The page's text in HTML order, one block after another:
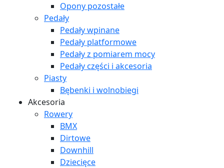
Opony pozostałe
Pedały
Pedały wpinane
Pedały platformowe
Pedały z pomiarem mocy
Pedały części i akcesoria
Piasty
Bębenki i wolnobiegi
Akcesoria
Rowery
BMX
Dirtowe
Downhill
Dziecięce